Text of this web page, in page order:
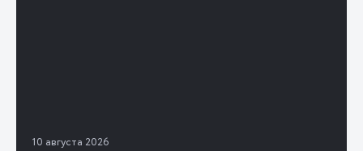
10 августа 2026